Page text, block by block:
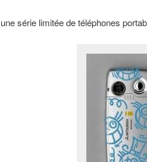
une série limitée de téléphones